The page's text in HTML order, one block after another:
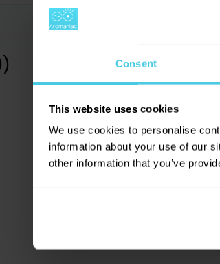
Consent
This website uses cookies
We use cookies to personalise
information about your use of our
other information that you’ve
)
0hodnocení